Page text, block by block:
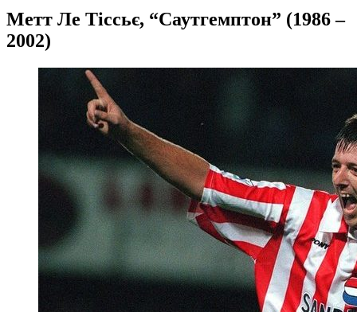
Метт Ле Тіссьє, “Саутгемптон” (1986 –
2002)